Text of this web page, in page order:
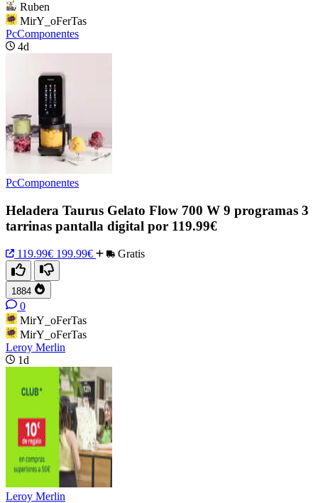
Ruben
MirY_oFerTas
PcComponentes
4d
PcComponentes
Heladera Taurus Gelato Flow 700 W 9 programas 3
tarrinas pantalla digital por 119.99€
119.99€ 199.99€ Gratis
1884
0
MirY_oFerTas
MirY_oFerTas
Leroy Merlin
1d
Leroy Merlin